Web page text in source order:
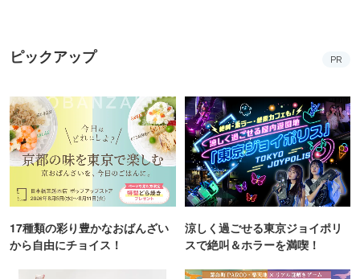
ピックアップ PR
17種類の彩り豊かなおばんざい
から自由にチョイス！
涼しく過ごせる東京ジョイポリ
スで絶叫＆ホラーを満喫！